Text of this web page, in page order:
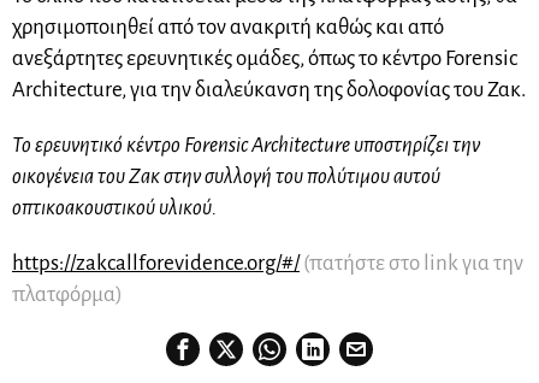
χρησιμοποιηθεί από τον ανακριτή καθώς και από
ανεξάρτητες ερευνητικές ομάδες, όπως το κέντρο Forensic
Architecture, για την διαλεύκανση της δολοφονίας του Ζακ.
Το ερευνητικό κέντρο Forensic Architecture υποστηρίζει την
οικογένεια του Ζακ στην συλλογή του πολύτιμου αυτού
οπτικοακουστικού υλικού.
https://zakcallforevidence.org/#/ (πατήστε στο link για την
πλατφόρμα)